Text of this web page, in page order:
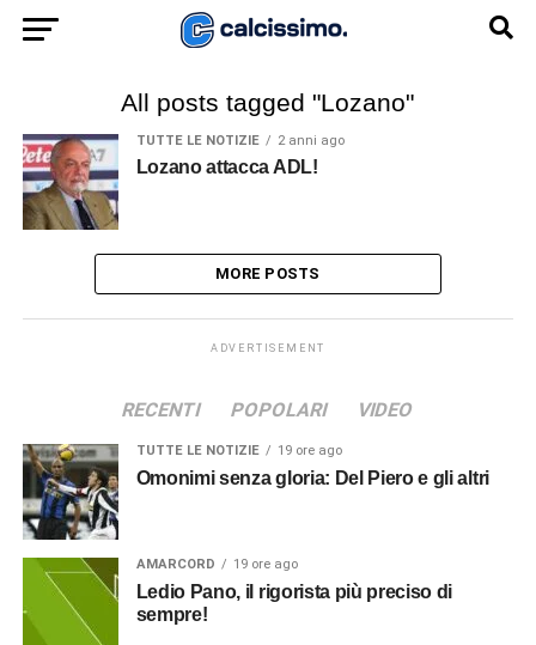
All posts tagged "Lozano"
TUTTE LE NOTIZIE 2 anni ago
Lozano attacca ADL!
MORE POSTS
ADVERTISEMENT
RECENTI POPOLARI VIDEO
TUTTE LE NOTIZIE 19 ore ago
Omonimi senza gloria: Del Piero e gli altri
AMARCORD 19 ore ago
Ledio Pano, il rigorista più preciso di
sempre!